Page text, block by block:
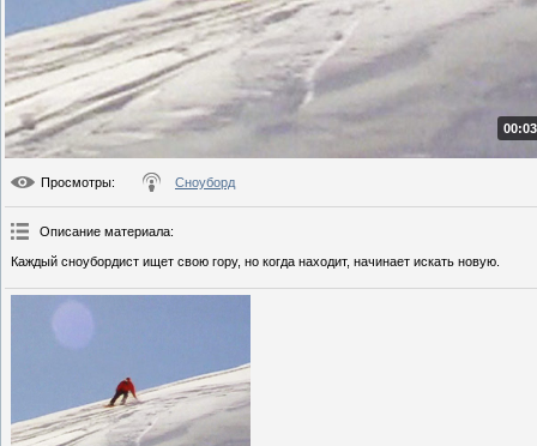
Просмотры: Сноуборд
Описание материала:
Каждый сноубордист ищет свою гору, но когда находит, начинает искать новую.